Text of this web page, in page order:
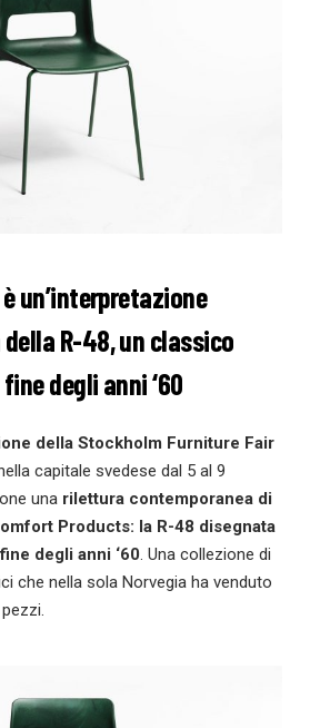
un’interpretazione
R-48, un classico
degli anni ‘60
della Stockholm Furniture Fair
capitale svedese dal 5 al 9
una rilettura contemporanea di
Products: la R-48 disegnata
degli anni ‘60. Una collezione di
che nella sola Norvegia ha venduto